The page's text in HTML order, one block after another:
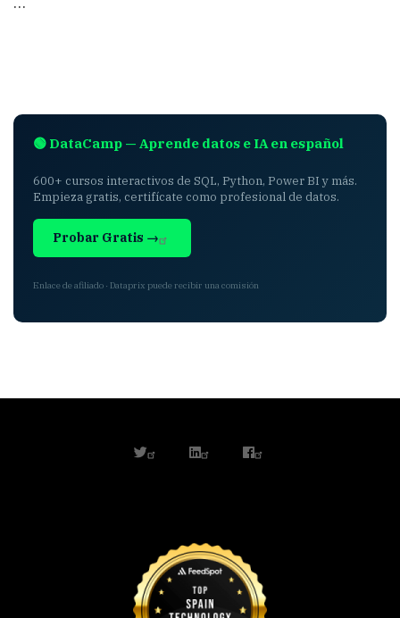
🟢 DataCamp — Aprende datos e IA en español
600+ cursos interactivos de SQL, Python, Power BI y más.
Empieza gratis, certifícate como profesional de datos.
Probar Gratis →
Enlace de afiliado · Dataprix puede recibir una comisión
twitterlinkedinfacebook